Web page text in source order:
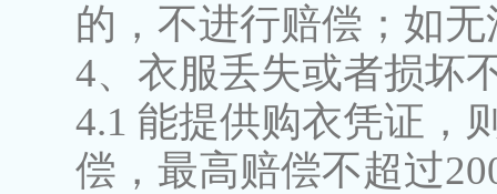
的，不进行赔偿；如
4、衣服丢失或者损坏
4.1 能提供购衣凭证，
偿，最高赔偿不超过